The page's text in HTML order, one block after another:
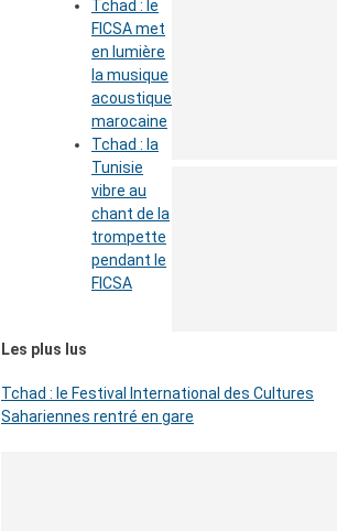
Tchad : le
FICSA met
en lumière
la musique
acoustique
marocaine
Tchad : la
Tunisie
vibre au
chant de la
trompette
pendant le
FICSA
Les plus lus
Tchad : le Festival International des Cultures
Sahariennes rentré en gare